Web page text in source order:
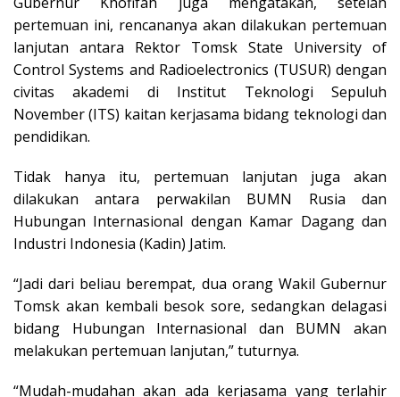
pertemuan ini, rencananya akan dilakukan pertemuan
lanjutan antara Rektor Tomsk State University of
Control Systems and Radioelectronics (TUSUR) dengan
civitas akademi di Institut Teknologi Sepuluh
November (ITS) kaitan kerjasama bidang teknologi dan
pendidikan.
Tidak hanya itu, pertemuan lanjutan juga akan
dilakukan antara perwakilan BUMN Rusia dan
Hubungan Internasional dengan Kamar Dagang dan
Industri Indonesia (Kadin) Jatim.
“Jadi dari beliau berempat, dua orang Wakil Gubernur
Tomsk akan kembali besok sore, sedangkan delagasi
bidang Hubungan Internasional dan BUMN akan
melakukan pertemuan lanjutan,” tuturnya.
“Mudah-mudahan akan ada kerjasama yang terlahir